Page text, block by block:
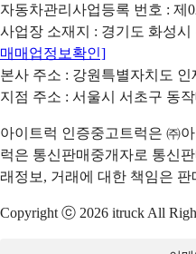
자동차관리사업등록 번호 : 제
사업장 소재지 : 경기도 화성
매매업정보확인]
본사 주소 : 강원특별자치도 인
지점 주소 : 서울시 서초구 동
아이트럭 인증중고트럭은 ㈜
럭은 통신판매중개자로 통신
래정보, 거래에 대한 책임은
Copyright ⓒ 2026 itruck All